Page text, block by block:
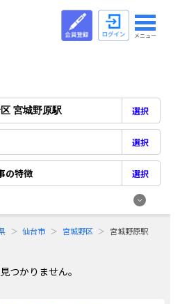
メニュー
選択
選択
の特徴 選択
仙台市 宮城野区 宮城野原駅
つかりません。